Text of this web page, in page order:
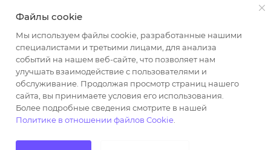
2026 © ООО "Вайт Текстиль групп"
Любая информация на сайте носит справочный
характер и не является публичной офертой
определяемой положениями пункта 2 статьи 437
Гражданского кодекса Российской Федерации.
Использование любых материалов, опубликованных
на https://opt-milena.ru, допустимо только при
наличии письменного разрешения редакции и
активной ссылки на https://opt-milena.ru
Файлы cookie
Мы используем файлы cookie, разработанные нашими
специалистами и третьими лицами, для анализа
событий на нашем веб-сайте, что позволяет нам
улучшать взаимодействие с пользователями и
обслуживание. Продолжая просмотр страниц нашего
сайта, вы принимаете условия его использования.
Более подробные сведения смотрите в нашей
Политике в отношении файлов Cookie